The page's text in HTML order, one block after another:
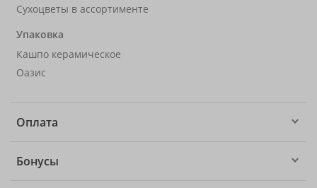
Сухоцветы в ассортименте
Упаковка
Кашпо керамическое
Оазис
Оплата
Бонусы